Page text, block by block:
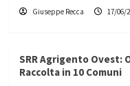
Giuseppe Recca 17/06/
SRR Agrigento Ovest:
Raccolta in 10 Comuni